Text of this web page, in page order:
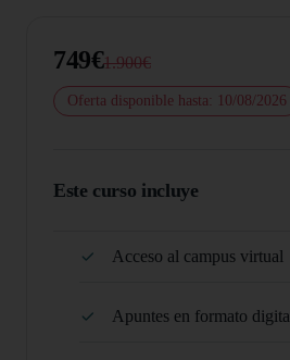
749€1.900€
Oferta disponible hasta: 10/08/2026
Este curso incluye
Acceso al campus virtual
Apuntes en formato digital